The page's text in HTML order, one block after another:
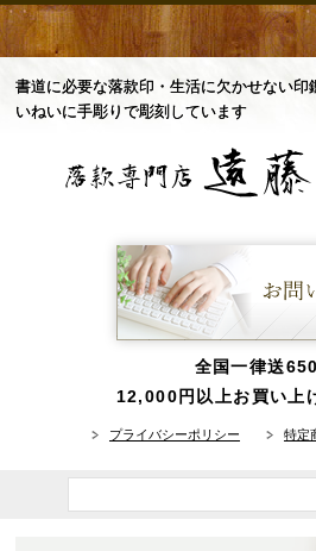
書道に必要な落款印・生活に欠かせない
いねいに手彫りで彫刻しています
全国一律送
12,000円以上お買い上
プライバシーポリシー 特定